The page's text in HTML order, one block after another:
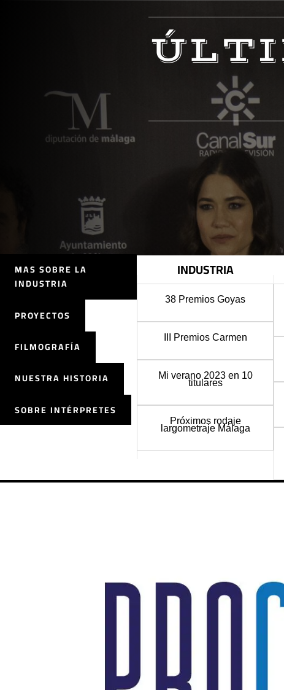
MAS SOBRE LA
INDUSTRIA
PROYECTOS
FILMOGRAFÍA
NUESTRA HISTORIA
SOBRE INTÉRPRETES
INDUSTRIA
38 Premios Goyas
III Premios Carmen
Mi verano 2023 en 10
titulares
Próximos rodaje
largometraje Málaga